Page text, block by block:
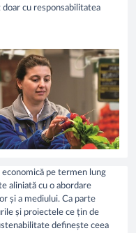
cu responsabilitatea
economică pe termen lung
aliniată cu o abordare
și a mediului. Ca parte
și proiectele ce țin de
definește ceea